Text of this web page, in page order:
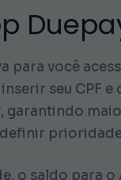
para você
seu CPF
garantindo
o saldo para